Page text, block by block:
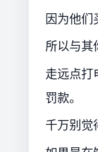
因为他们
所以与其
走远点打
罚款。
千万别觉